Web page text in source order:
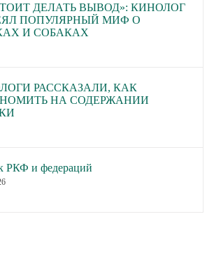
ДЕЛАТЬ ВЫВОД»: КИНОЛОГ
ПОПУЛЯРНЫЙ МИФ О
И СОБАКАХ
РАССКАЗАЛИ, КАК
НА СОДЕРЖАНИИ
РКФ и федераций